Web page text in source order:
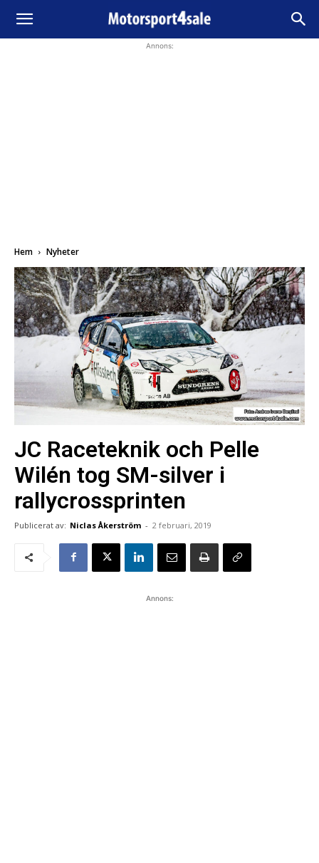
Annons:
Hem Nyheter
JC Raceteknik och Pelle
Wilén tog SM-silver i
rallycrossprinten
Publicerat av: Niclas Åkerström - 2 februari, 2019
Annons: